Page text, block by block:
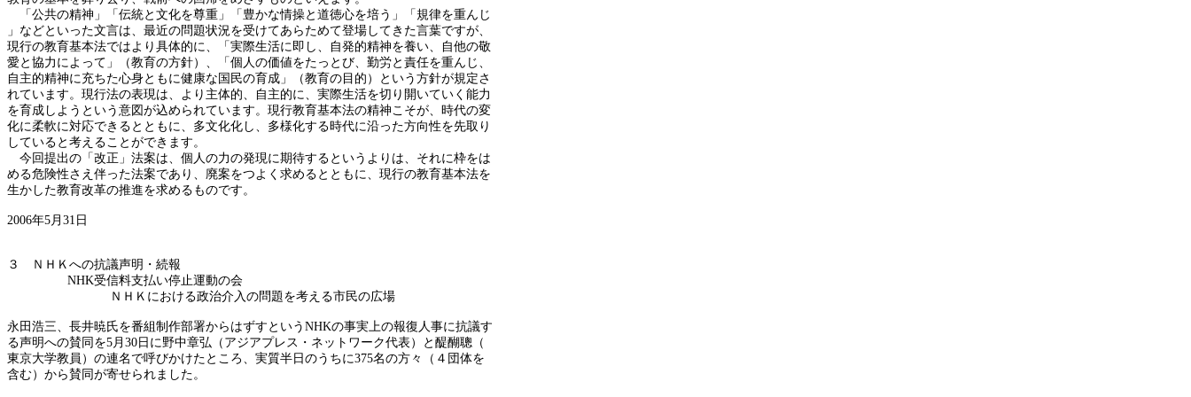
「公共の精神」「伝統と文化を尊重」「豊かな情操と道徳心を培う」「規律を重んじ
」などといった文言は、最近の問題状況を受けてあらためて登場してきた言葉ですが、
現行の教育基本法ではより具体的に、「実際生活に即し、自発的精神を養い、自他の敬
愛と協力によって」（教育の方針）、「個人の価値をたっとび、勤労と責任を重んじ、
自主的精神に充ちた心身ともに健康な国民の育成」（教育の目的）という方針が規定さ
れています。現行法の表現は、より主体的、自主的に、実際生活を切り開いていく能力
を育成しようという意図が込められています。現行教育基本法の精神こそが、時代の変
化に柔軟に対応できるとともに、多文化化し、多様化する時代に沿った方向性を先取り
していると考えることができます。
今回提出の「改正」法案は、個人の力の発現に期待するというよりは、それに枠をは
める危険性さえ伴った法案であり、廃案をつよく求めるとともに、現行の教育基本法を
生かした教育改革の推進を求めるものです。
2006年5月31日
３ ＮＨＫへの抗議声明・続報
NHK受信料支払い停止運動の会
ＮＨＫにおける政治介入の問題を考える市民の広場
永田浩三、長井暁氏を番組制作部署からはずすというNHKの事実上の報復人事に抗議す
る声明への賛同を5月30日に野中章弘（アジアプレス・ネットワーク代表）と醍醐聰（
東京大学教員）の連名で呼びかけたところ、実質半日のうちに375名の方々（４団体を
含む）から賛同が寄せられました。